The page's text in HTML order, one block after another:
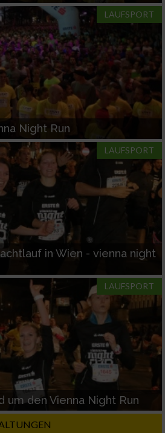
LAUFSPORT
Night Run
LAUFSPORT
in Wien - vienna night
LAUFSPORT
um den Vienna Night Run